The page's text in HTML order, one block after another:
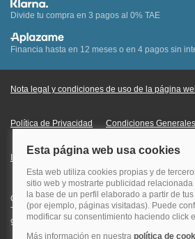
Divide tu compra en 3 pagos al 0% TAE
Financia hasta en 12 meses o en 4 pagos sin
Nota legal y condiciones de uso de la página
Política de Privacidad Condiciones
Información Legal sobre Mercados en Línea
Quehoteles.com - Especialistas en hoteles ©
Todos los derechos reservados. Autorización nº
915759999